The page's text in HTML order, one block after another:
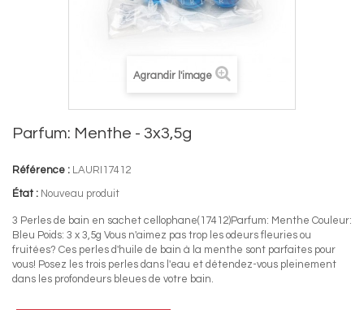
Agrandir l'image
Parfum: Menthe - 3x3,5g
Référence : LAURI17412
État : Nouveau produit
3 Perles de bain en sachet cellophane(17412)Parfum: Menthe Couleur:
Bleu Poids: 3 x 3,5g Vous n'aimez pas trop les odeurs fleuries ou
fruitées? Ces perles d'huile de bain à la menthe sont parfaites pour
vous! Posez les trois perles dans l'eau et détendez-vous pleinement
dans les profondeurs bleues de votre bain.